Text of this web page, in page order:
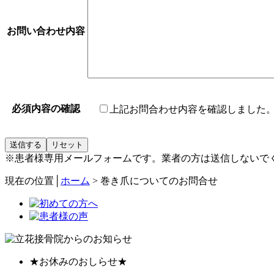
お問い合わせ内容
必須内容の確認 上記お問合わせ内容を確認しました。
※患者様専用メールフォームです。業者の方は送信しないで
現在の位置│ ホーム > 巻き爪についてのお問合せ
★お休みのおしらせ★